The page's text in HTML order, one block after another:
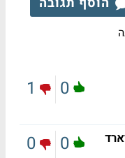
0
1
40 מיליארד
0
0